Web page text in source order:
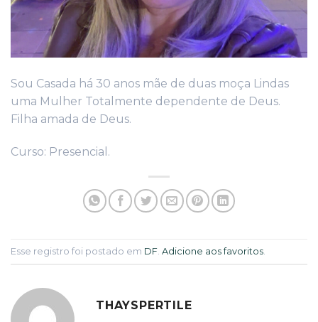
Sou Casada há 30 anos mãe de duas moça Lindas
uma Mulher Totalmente dependente de Deus.
Filha amada de Deus.
Curso: Presencial.
Esse registro foi postado em DF Adicione aos favoritos
THAYSPERTILE